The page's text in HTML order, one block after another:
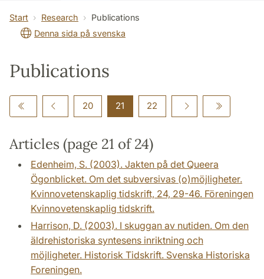
About us Accessibility
Start Research
Publications
Denna sida på svenska
Publications
20 21 22
Articles (page 21 of 24)
Edenheim, S. (2003). Jakten på det Queera
Ögonblicket. Om det subversivas (o)möjligheter.
Kvinnovetenskaplig tidskrift, 24, 29-46. Föreningen
Kvinnovetenskaplig tidskrift.
Harrison, D. (2003). I skuggan av nutiden. Om den
äldrehistoriska syntesens inriktning och
möjligheter. Historisk Tidskrift. Svenska Historiska
Foreningen.